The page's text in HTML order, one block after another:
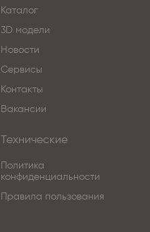
Каталог
3D модели
Новости
Сервисы
Контакты
Вакансии
Технические
Политика
конфиденциальности
Правила пользования